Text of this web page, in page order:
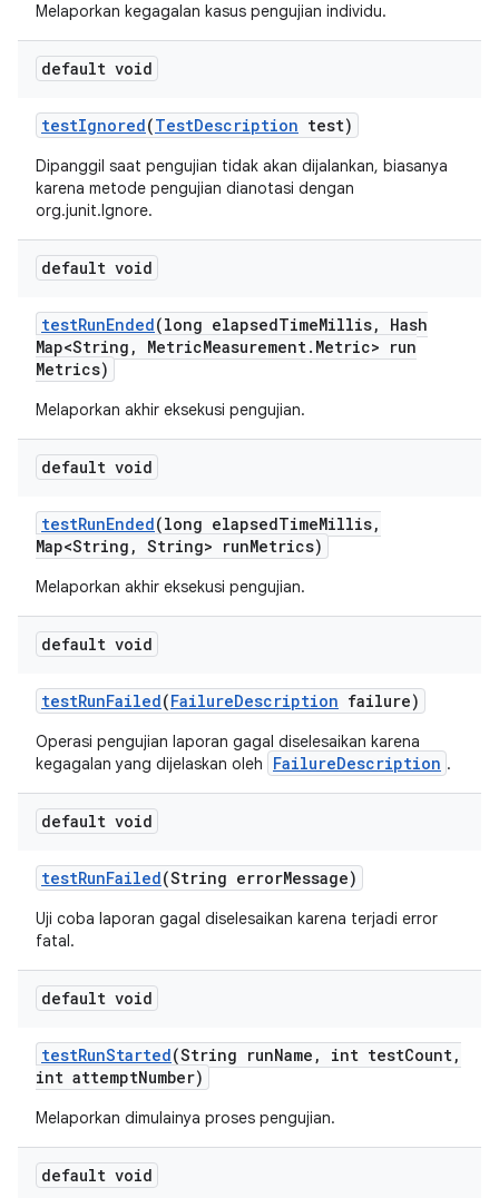
Melaporkan kegagalan kasus pengujian individu.
default void
testIgnored(TestDescription test)
Dipanggil saat pengujian tidak akan dijalankan, biasanya
karena metode pengujian dianotasi dengan
org.junit.Ignore.
default void
testRunEnded(long elapsedTimeMillis,
Hash
Map<String , MetricMeasurement. Metric> run
Metrics)
Melaporkan akhir eksekusi pengujian.
default void
testRunEnded(long elapsedTimeMillis,
Map<String , String> runMetrics)
Melaporkan akhir eksekusi pengujian.
default void
testRunFailed(FailureDescription failure)
Operasi pengujian laporan gagal diselesaikan karena
kegagalan yang dijelaskan oleh
FailureDescription .
default void
testRunFailed(String errorMessage)
Uji coba laporan gagal diselesaikan karena terjadi error
fatal.
default void
testRunStarted(String runName , int testCount,
int attemptNumber)
Melaporkan dimulainya proses pengujian.
default void